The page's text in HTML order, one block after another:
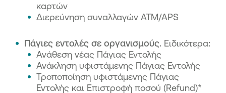
καρτών
Διερεύνηση συναλλαγών ΑΤΜ/APS
Πάγιες εντολές σε οργανισμούς. Ειδικότερα:
Ανάθεση νέας Πάγιας Εντολής
Ανάκληση υφιστάμενης Πάγιας Εντολής
Τροποποίηση υφιστάμενης Πάγιας
Εντολής και Επιστροφή ποσού (Refund)*